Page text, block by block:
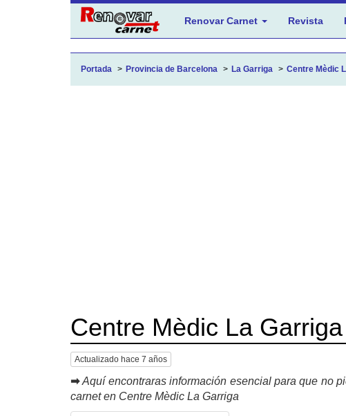
Renovar Carnet Revista
Portada Provincia de Barcelona La Garriga Centre Mèdic
Centre Mèdic La Garriga
Actualizado hace 7 años
➡ Aquí encontraras información esencial para que no
carnet en Centre Mèdic La Garriga